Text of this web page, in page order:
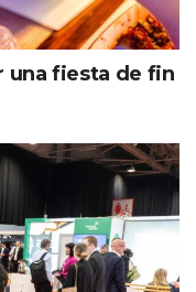
mano a empresarios
años, pero fue este
el firme objetivo de
con su historia
una fiesta de fin